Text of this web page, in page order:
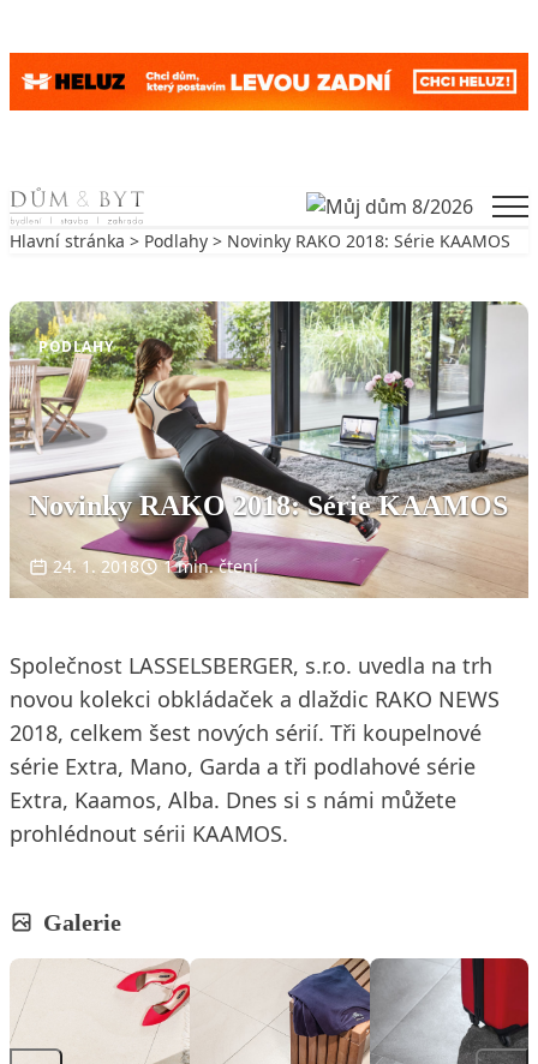
Skip to content
Hlavní stránka > Podlahy > Novinky RAKO 2018: Série KAAMOS
PODLAHY
Novinky RAKO 2018: Série KAAMOS
24. 1. 2018 1 min. čtení
Společnost LASSELSBERGER, s.r.o. uvedla na trh
novou kolekci obkládaček a dlaždic RAKO NEWS
2018, celkem šest nových sérií. Tři koupelnové
série Extra, Mano, Garda a tři podlahové série
Extra, Kaamos, Alba. Dnes si s námi můžete
prohlédnout sérii KAAMOS.
Galerie